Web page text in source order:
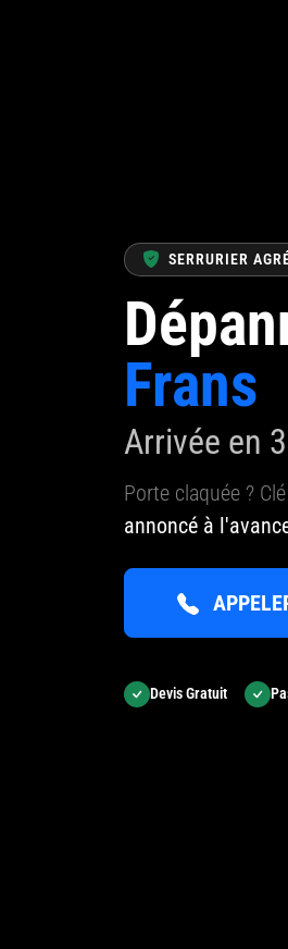
SERRURIER
Frans
Arrivée en
Porte claquée ?
annoncé à
Devis Gratuit